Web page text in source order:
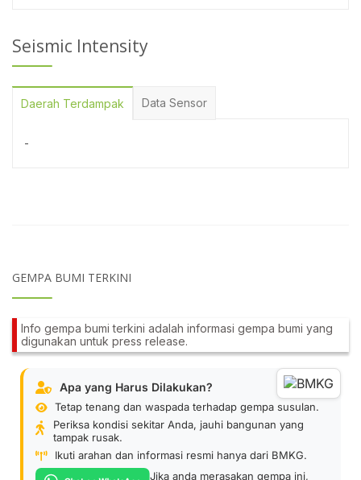
Seismic Intensity
Daerah Terdampak Data Sensor
-
GEMPA BUMI TERKINI
Info gempa bumi terkini adalah informasi gempa bumi yang
digunakan untuk press release.